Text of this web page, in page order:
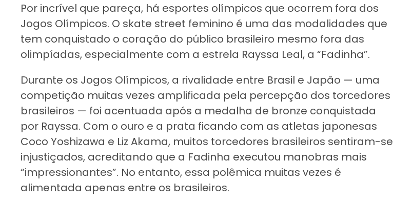
Por incrível que pareça, há esportes olímpicos que ocorrem fora dos
Jogos Olímpicos. O skate street feminino é uma das modalidades que
tem conquistado o coração do público brasileiro mesmo fora das
olimpíadas, especialmente com a estrela Rayssa Leal, a “Fadinha”.
Durante os Jogos Olímpicos, a rivalidade entre Brasil e Japão — uma
competição muitas vezes amplificada pela percepção dos torcedores
brasileiros — foi acentuada após a medalha de bronze conquistada
por Rayssa. Com o ouro e a prata ficando com as atletas japonesas
Coco Yoshizawa e Liz Akama, muitos torcedores brasileiros sentiram-se
injustiçados, acreditando que a Fadinha executou manobras mais
“impressionantes”. No entanto, essa polêmica muitas vezes é
alimentada apenas entre os brasileiros.